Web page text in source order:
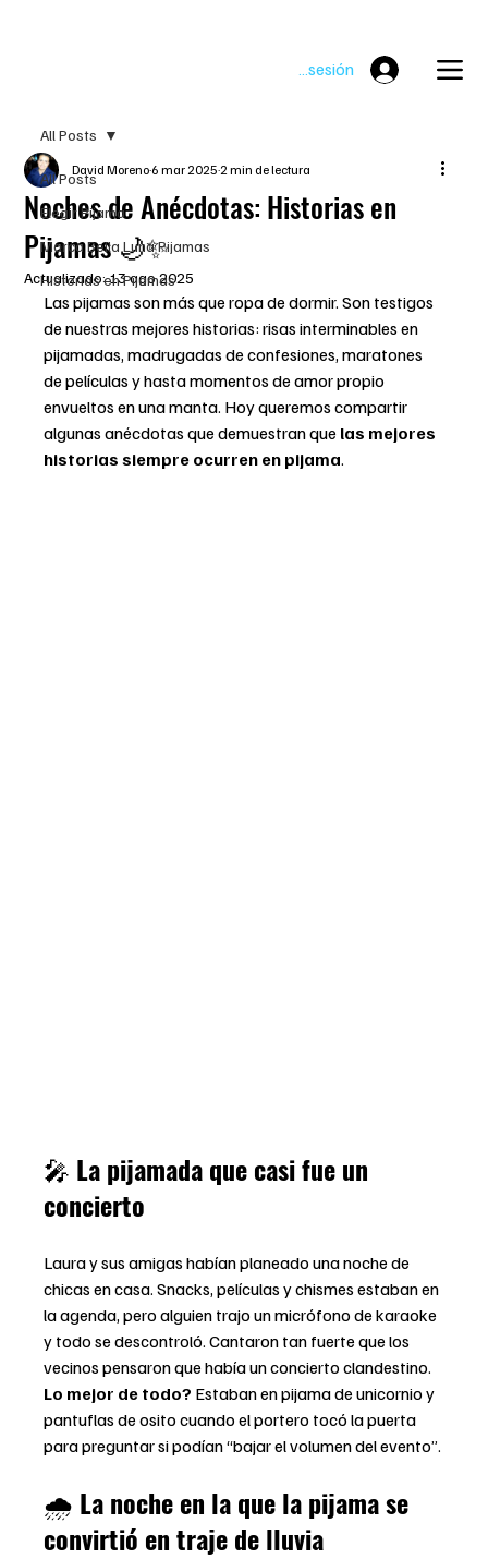
Iniciar sesión
All Posts
Elegir Pijama
Marca Bella Luna Pijamas
Historias en Pijamas
All Posts
Noches de Anécdotas: Historias en
Pijamas 🌙✨
David Moreno6 mar 20252 min de lectura
Actualizado:13 ago 2025
Las pijamas son más que ropa de dormir. Son testigos
de nuestras mejores historias: risas interminables en
pijamadas, madrugadas de confesiones, maratones
de películas y hasta momentos de amor propio
envueltos en una manta. Hoy queremos compartir
algunas anécdotas que demuestran que las mejores
historias siempre ocurren en pijama.
🎤 La pijamada que casi fue un
concierto
Laura y sus amigas habían planeado una noche de
chicas en casa. Snacks, películas y chismes estaban en
la agenda, pero alguien trajo un micrófono de karaoke
y todo se descontroló. Cantaron tan fuerte que los
vecinos pensaron que había un concierto clandestino.
Lo mejor de todo? Estaban en pijama de unicornio y
pantuflas de osito cuando el portero tocó la puerta
para preguntar si podían “bajar el volumen del evento”.
🌧️ La noche en la que la pijama se
convirtió en traje de lluvia